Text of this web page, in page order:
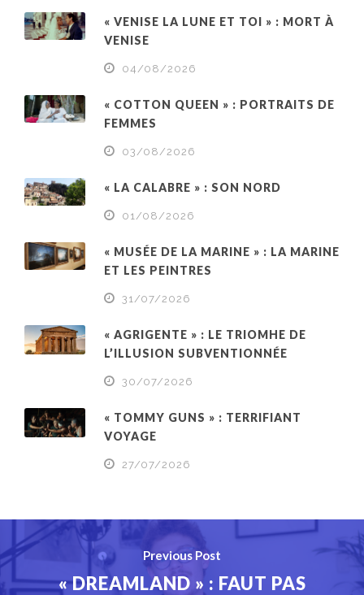
« VENISE LA LUNE ET TOI » : MORT À
VENISE
04/08/2026
« COTTON QUEEN » : PORTRAITS DE
FEMMES
03/08/2026
« LA CALABRE » : SON NORD
01/08/2026
« MUSÉE DE LA MARINE » : LA MARINE
ET LES PEINTRES
31/07/2026
« AGRIGENTE » : LE TRIOMHE DE
L’ILLUSION SUBVENTIONNÉE
30/07/2026
« TOMMY GUNS » : TERRIFIANT
VOYAGE
27/07/2026
Previous Post
« DREAMLAND » : FAUT PAS